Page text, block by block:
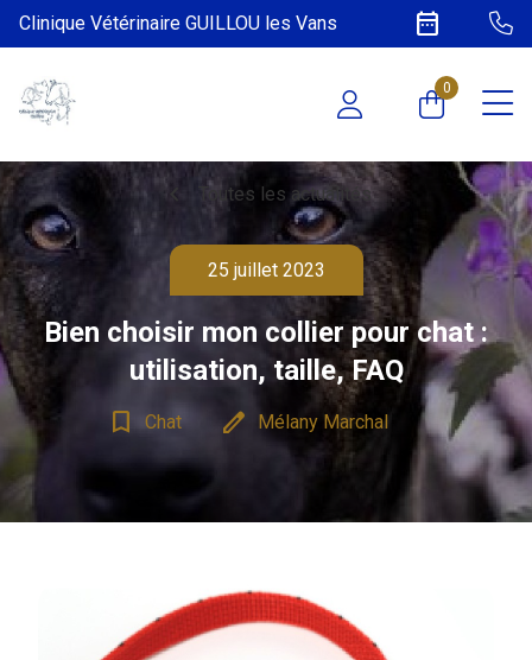
Clinique Vétérinaire GUILLOU les Vans date_range
0
chevron_left Toutes les actualités
25 juillet 2023
Bien choisir mon collier pour chat :
utilisation, taille, FAQ
bookmark_border
Chat edit Mélany Marchal